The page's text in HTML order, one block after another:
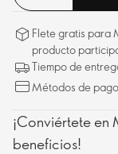
Flete gratis para
producto
Tiempo de
Métodos de
¡Conviértete en
beneficios!